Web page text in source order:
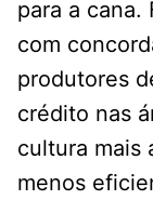
para a cana.
com
produtores
crédito nas
cultura mais
menos